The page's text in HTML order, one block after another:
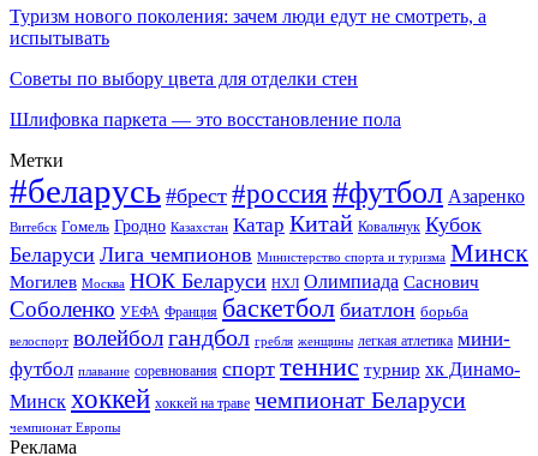
Туризм нового поколения: зачем люди едут не смотреть, а
испытывать
Советы по выбору цвета для отделки стен
Шлифовка паркета — это восстановление пола
Метки
#беларусь #брест #россия#футбол Азаренко
Витебск Гомель Гродно Казахстан Катар Китай Ковальчук Кубок
Беларуси Лига чемпионов Министерство спорта и туризма Минск
Могилев Москва НОК Беларуси НХЛ Олимпиада Саснович
Соболенко УЕФА Франция баскетбол биатлон борьба
велоспорт волейболгандбол гребля женщины легкая атлетика мини-
футбол плавание соревнования спорт теннис турнир хк Динамо-
Минск хоккей хоккей на траве чемпионат Беларуси
чемпионат Европы
Реклама